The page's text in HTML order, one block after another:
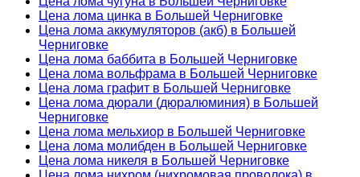
Цена лома цинка в Большей Черниговке
Цена лома аккумуляторов (акб) в Большей
Черниговке
Цена лома баббита в Большей Черниговке
Цена лома вольфрама в Большей Черниговке
Цена лома графит в Большей Черниговке
Цена лома дюрали (дюралюминия) в Большей
Черниговке
Цена лома мельхиор в Большей Черниговке
Цена лома молибден в Большей Черниговке
Цена лома никеля в Большей Черниговке